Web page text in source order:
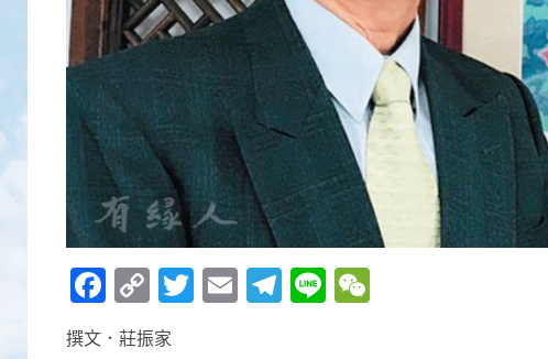
Facebook
Copy
Link
Twitter
EmailTelegram
Line
撰文．莊振家